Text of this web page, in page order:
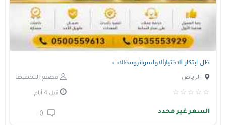
ظل ابتكار الاختيارالاولسواترومظلات
مصنع التخصصي الرياض
قبل 4 أيام
السعر غير محدد